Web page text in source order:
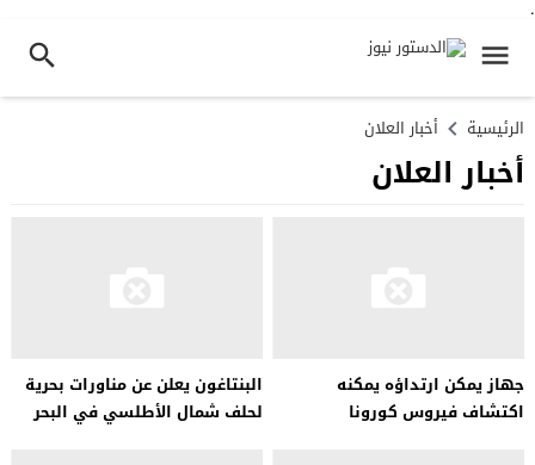
.
الرئيسية أخبار العلان
أخبار العلان
جهاز يمكن ارتداؤه يمكنه
اكتشاف فيروس كورونا
البنتاغون يعلن عن مناورات بحرية
لحلف شمال الأطلسي في البحر